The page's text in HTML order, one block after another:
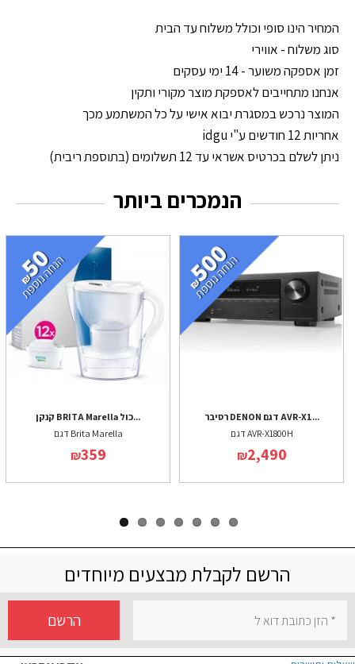
המחיר הינו סופי וכולל משלוח עד הבית
סוג משלוח - אווירי
זמן אספקה משוער - 14 ימי עסקים
אנחנו מתחייבים לאספקת מוצר מקורי ותקין
המוצר נרכש במסגרת יבוא אישי על כל המשתמע מכך
אחריות 12 חודשים ע"י idgu
ניתן לשלם בכרטיס אשראי עד 12 תשלומים (בתוספת ריבית)
הנמכרים ביותר
קנקן BRITA Marella כול...
דגם Brita Marella
₪359
רסיבר DENON דגם AVR-X1...
דגם AVR-X1800H
₪2,490
הרשם לקבלת מבצעים מיוחדים
הרשם